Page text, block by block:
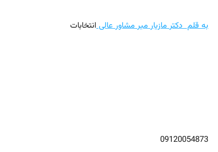
به قلم دکتر مازیار میر مشاور عالیانتخابات
09120054873